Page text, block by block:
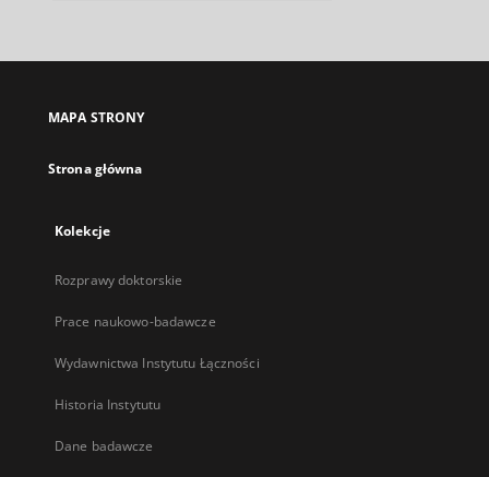
MAPA STRONY
Strona główna
Kolekcje
Rozprawy doktorskie
Prace naukowo-badawcze
Wydawnictwa Instytutu Łączności
Historia Instytutu
Dane badawcze